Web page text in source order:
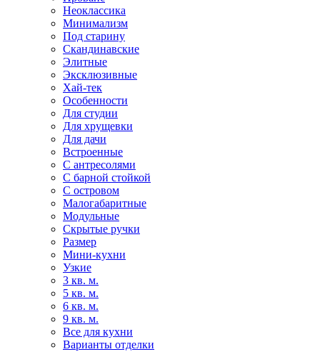
Неоклассика
Минимализм
Под старину
Скандинавские
Элитные
Эксклюзивные
Хай-тек
Особенности
Для студии
Для хрущевки
Для дачи
Встроенные
С антресолями
С барной стойкой
С островом
Малогабаритные
Модульные
Скрытые ручки
Размер
Мини-кухни
Узкие
3 кв. м.
5 кв. м.
6 кв. м.
9 кв. м.
Все для кухни
Варианты отделки